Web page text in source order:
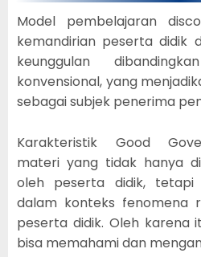
Model pembelajaran
kemandirian peserta didik
keunggulan
konvensional, yang
sebagai subjek penerima
Karakteristik Good
materi yang tidak hanya
oleh peserta didik, tetapi
dalam konteks fenomena
peserta didik. Oleh karena
bisa memahami dan